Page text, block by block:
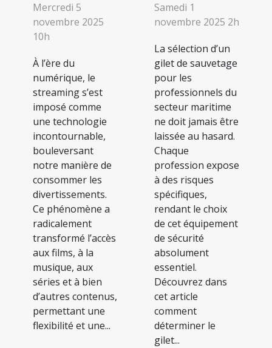
Mercredi 5
novembre 2025
10h
À l’ère du
numérique, le
streaming s’est
imposé comme
une technologie
incontournable,
bouleversant
notre manière de
consommer les
divertissements.
Ce phénomène a
radicalement
transformé l’accès
aux films, à la
musique, aux
séries et à bien
d’autres contenus,
permettant une
flexibilité et une...
Samedi 1
novembre 2025 2h
La sélection d’un
gilet de sauvetage
pour les
professionnels du
secteur maritime
ne doit jamais être
laissée au hasard.
Chaque
profession expose
à des risques
spécifiques,
rendant le choix
de cet équipement
de sécurité
absolument
essentiel.
Découvrez dans
cet article
comment
déterminer le
gilet...